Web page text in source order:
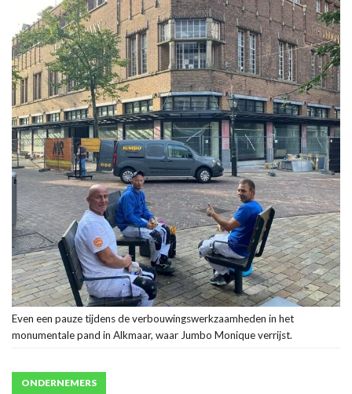
Even een pauze tijdens de verbouwingswerkzaamheden in het
monumentale pand in Alkmaar, waar Jumbo Monique verrijst.
ONDERNEMERS